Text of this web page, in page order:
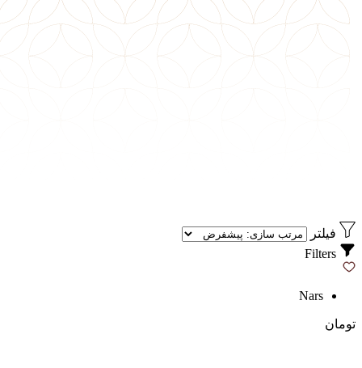
فیلتر
Nars
تومان